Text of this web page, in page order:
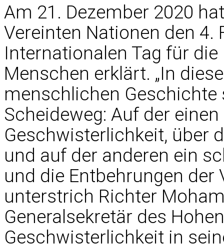
Am 21. Dezember 2020
Vereinten Nationen den
Internationalen Tag für
Menschen erklärt. „In
menschlichen
Scheideweg: Auf der
Geschwisterlichkeit, über
und auf der anderen ein
und die Entbehrungen der
unterstrich Richter
Generalsekretär des
Geschwisterlichkeit in